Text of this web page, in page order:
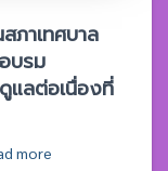
าเทศบาล
บรม
แลต่อเนื่องที่
more